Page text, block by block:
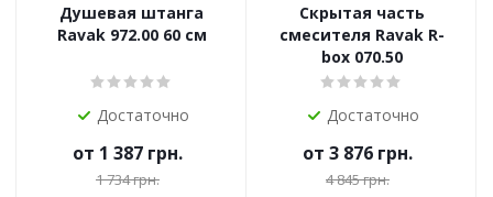
Душевая штанга
Ravak 972.00 60 см
Достаточно
от 1 387 грн.
1 734 грн.
Скрытая часть
смесителя Ravak R-
box 070.50
Достаточно
от 3 876 грн.
4 845 грн.